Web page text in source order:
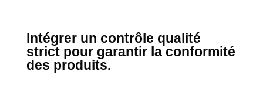
Intégrer un contrôle qualité
strict pour garantir la conformité
des produits.